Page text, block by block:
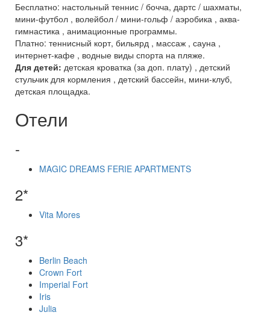
Бесплатно: настольный теннис / бочча, дартс / шахматы,
мини-футбол , волейбол / мини-гольф / аэробика , аква-
гимнастика , анимационные программы.
Платно: теннисный корт, бильярд , массаж , сауна ,
интернет-кафе , водные виды спорта на пляже.
Для детей: детская кроватка (за доп. плату) , детский
стульчик для кормления , детский бассейн, мини-клуб,
детская площадка.
Отели
-
MAGIC DREAMS FERIE APARTMENTS
2*
Vita Mores
3*
Berlin Beach
Crown Fort
Imperial Fort
Iris
Julia